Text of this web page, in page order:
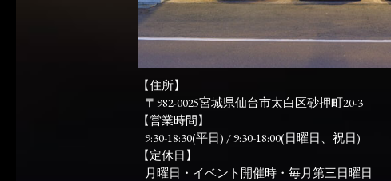
【住所】
〒982-0025宮城県仙台市太白区砂押町20-3
【営業時間】
9:30-18:30(平日) / 9:30-18:00(日曜日、祝日)
【定休日】
月曜日・イベント開催時・毎月第三日曜日